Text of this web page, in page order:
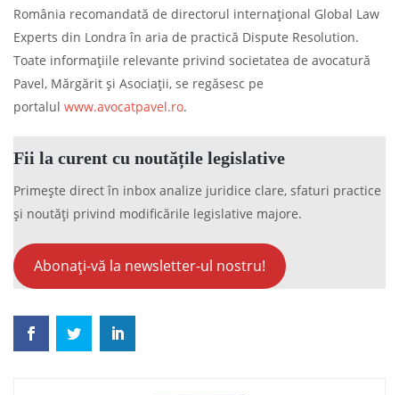
România recomandată de directorul internațional Global Law
Experts din Londra în aria de practică Dispute Resolution.
Toate informațiile relevante privind societatea de avocatură
Pavel, Mărgărit și Asociații, se regăsesc pe
portalul www.avocatpavel.ro.
Fii la curent cu noutățile legislative
Primește direct în inbox analize juridice clare, sfaturi practice
și noutăți privind modificările legislative majore.
Abonați-vă la newsletter-ul nostru!